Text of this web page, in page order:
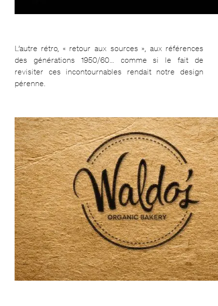
L’autre rétro, « retour aux sources », aux références
des générations 1950/60… comme si le fait de
revisiter ces incontournables rendait notre design
pérenne.